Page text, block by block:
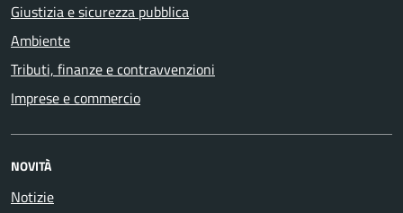
Giustizia e sicurezza pubblica
Ambiente
Tributi, finanze e contravvenzioni
Imprese e commercio
NOVITÀ
Notizie